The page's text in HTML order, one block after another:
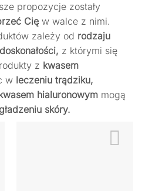
propozycje zostały
Cię w walce z nimi.
zależy od rodzaju
z którymi się
z kwasem
w leczeniu trądziku,
hialuronowym mogą
skóry.